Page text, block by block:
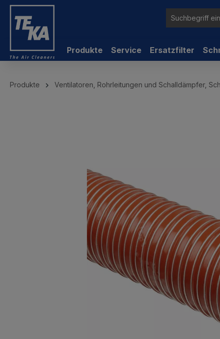
Produkte Service Ersatzfilter
Produkte Ventilatoren, Rohrleitungen und Schalldämpfer,